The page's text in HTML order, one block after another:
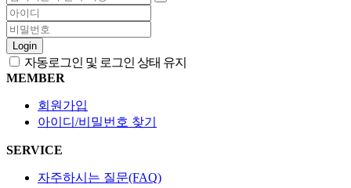
Login
자동로그인 및 로그인 상태 유지
MEMBER
회원가입
아이디/비밀번호 찾기
SERVICE
자주하시는 질문(FAQ)